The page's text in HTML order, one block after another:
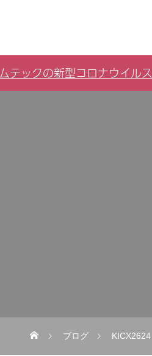
テックの新型コロナウイル
ブログ KICX2624